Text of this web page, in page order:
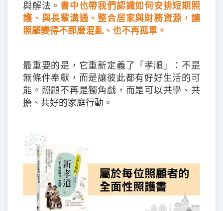
與解法。 書中也帶我們認識如何安排短期照
護、與長輩溝通、整合居家與財務資源，讓
照顧變得不那麼混亂、也不再孤單。
最重要的是，它重新定義了「孝順」：不是
無條件奉獻，而是讓彼此都有好好生活的可
能。照顧不再是獨角戲，而是可以共學、共
擔、共好的家庭行動。